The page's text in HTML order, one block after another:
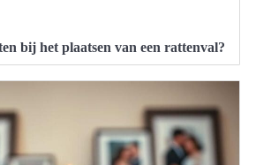
bij het plaatsen van een rattenval?